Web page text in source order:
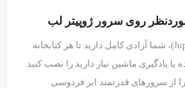
روی سرور ژوپیتر لب
در محیط ژوپیتر لب (JupyterLab)، شما آزادی کامل دارید تا هر کتابخانه
یادگیری ماشین نیاز دارید را نصب کنید.
را از سرورهای قدرتمند ابر فردوسی